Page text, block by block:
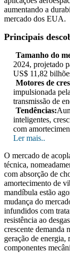
aumentando a
mercado dos EUA.
Principais
Tamanho do
2024, projetado
US$ 11,82
Motores de
impulsionada
transmissão de
Tendências:
inteligentes,
com
Ler mais..
O mercado de
técnica,
com absorção de
amortecimento de
mandíbula estão
mudança do
infundidos com
resistência ao
crescente demanda
geração de energia,
componentes